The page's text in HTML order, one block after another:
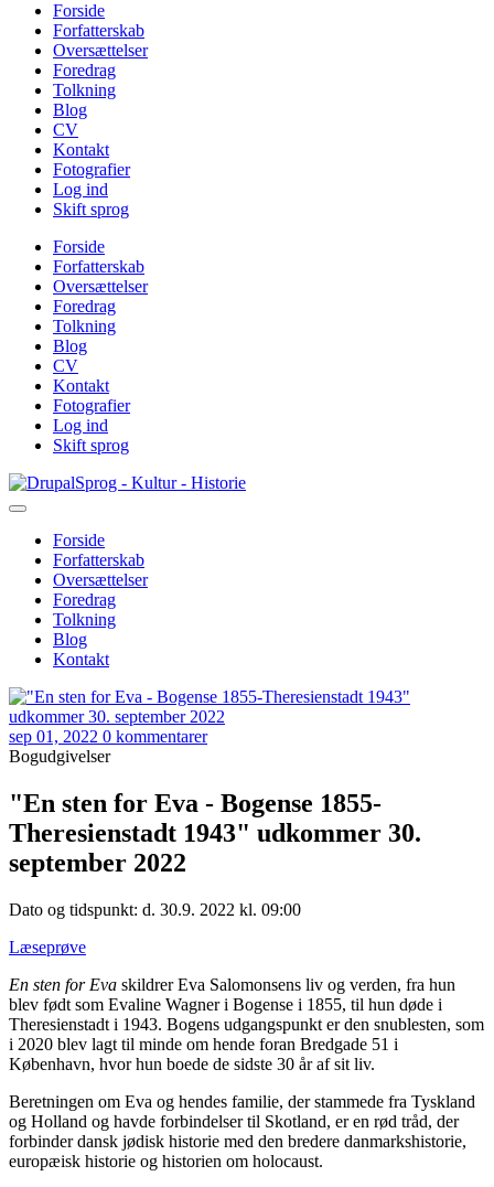
Forside
Forfatterskab
Oversættelser
Foredrag
Tolkning
Blog
CV
Kontakt
Fotografier
Log ind
Skift sprog
Forside
Forfatterskab
Oversættelser
Foredrag
Tolkning
Blog
CV
Kontakt
Fotografier
Log ind
Skift sprog
Gå
til
Sprog - Kultur - Historie
Primær
navigation
Forside
Forfatterskab
Oversættelser
Foredrag
Tolkning
Blog
Kontakt
sep 01, 2022 0 kommentarer
Bogudgivelser
"En sten for Eva - Bogense 1855-
Theresienstadt 1943" udkommer 30.
september 2022
Dato og tidspunkt: d. 30.9. 2022 kl. 09:00
Læseprøve
En sten for Eva skildrer Eva Salomonsens liv og verden, fra hun
blev født som Evaline Wagner i Bogense i 1855, til hun døde i
Theresienstadt i 1943. Bogens udgangspunkt er den snublesten, som
i 2020 blev lagt til minde om hende foran Bredgade 51 i
København, hvor hun boede de sidste 30 år af sit liv.
Beretningen om Eva og hendes familie, der stammede fra Tyskland
og Holland og havde forbindelser til Skotland, er en rød tråd, der
forbinder dansk jødisk historie med den bredere danmarkshistorie,
europæisk historie og historien om holocaust.